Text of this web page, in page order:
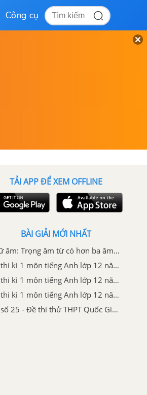
Công cụ
TẢI APP ĐỂ XEM OFFLINE
BÀI GIẢI MỚI NHẤT
Ngữ âm: Trọng âm từ có hơn ba âm tiết - Unit 5 - Tiếng Anh 12
Đề thi kì 1 môn tiếng Anh lớp 12 năm 2019 - 2020 sở GD-ĐT Nam Định
Đề thi kì 1 môn tiếng Anh lớp 12 năm 2019 - 2020 trường THPT Hàm Thuận Bắc
Đề thi kì 1 môn tiếng Anh lớp 12 năm 2019 - 2020 Sở GD-ĐT Gia Lai
Đề số 25 - Đề thi thử THPT Quốc Gia môn Tiếng Anh